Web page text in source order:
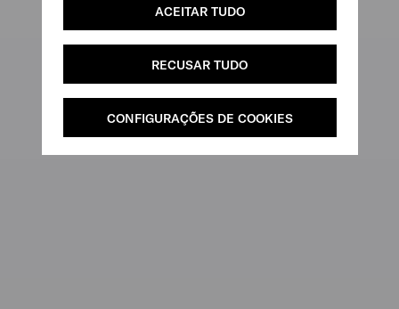
ACEITAR TUDO
RECUSAR TUDO
CONFIGURAÇÕES DE COOKIES